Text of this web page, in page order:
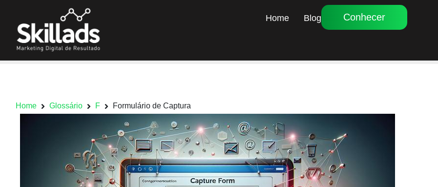
Home Blog Conhecer
Home Glossário F Formulário de Captura